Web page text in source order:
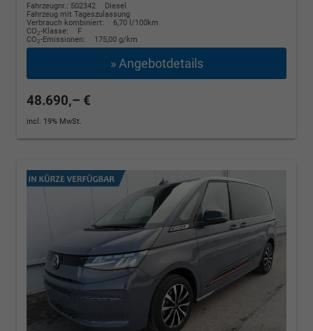
Fahrzeugnr.: 502342
Diesel
Fahrzeug mit Tageszulassung
Verbrauch kombiniert:
6,70 l/100km
CO2-Klasse:
F
CO2-Emissionen: 175,00 g/km
» Angebotdetails
48.690,– €
incl. 19% MwSt.